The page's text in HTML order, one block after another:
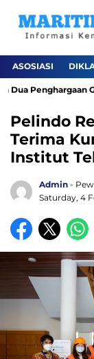
ASOSIASI
Gold
Pelindo
Terima
Institut
Admin -
Saturday, 4